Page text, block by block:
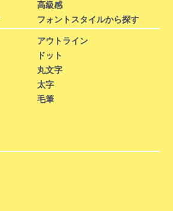
高級感
フォントスタイルから探す
アウトライン
ドット
丸文字
太字
毛筆